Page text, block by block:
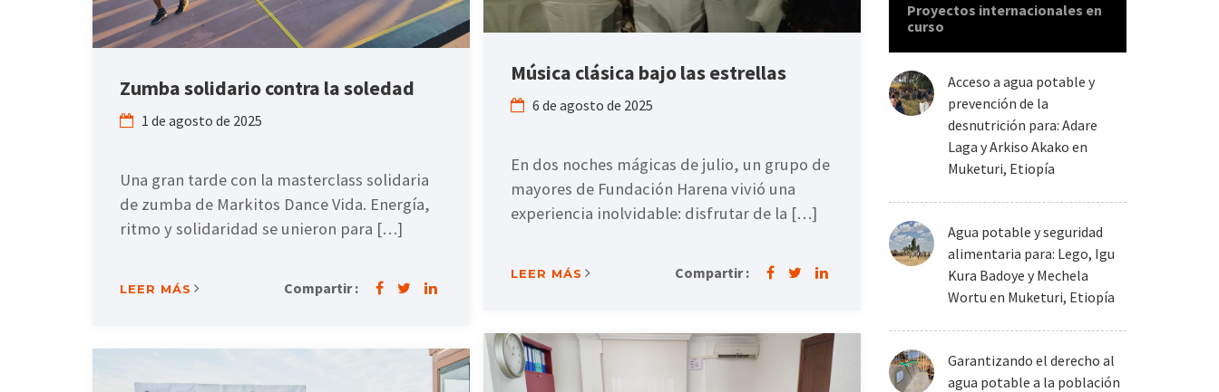
Música clásica bajo las estrellas
6 de agosto de 2025
En dos noches mágicas de julio, un grupo de
mayores de Fundación Harena vivió una
experiencia inolvidable: disfrutar de la […]
LEER MÁS Compartir :
Zumba solidario contra la soledad
1 de agosto de 2025
Una gran tarde con la masterclass solidaria
de zumba de Markitos Dance Vida. Energía,
ritmo y solidaridad se unieron para […]
LEER MÁS Compartir :
Proyectos internacionales en
curso
Acceso a agua potable y
prevención de la
desnutrición para: Adare
Laga y Arkiso Akako en
Muketuri, Etiopía
Agua potable y seguridad
alimentaria para: Lego, Igu
Kura Badoye y Mechela
Wortu en Muketuri, Etiopía
Garantizando el derecho al
agua potable a la población